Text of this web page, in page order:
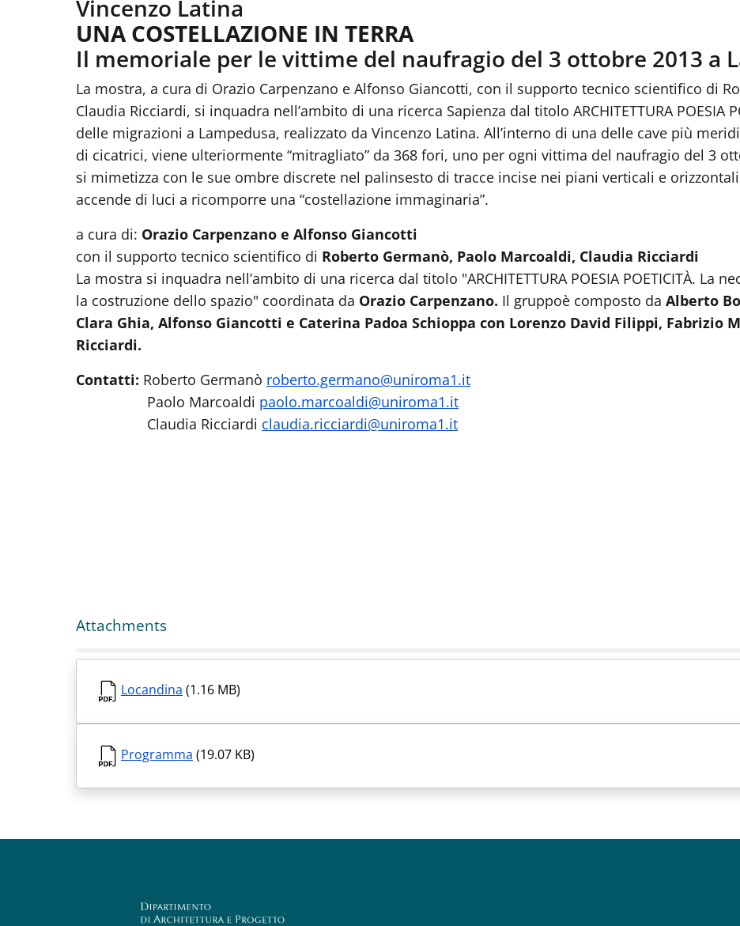
Vincenzo Latina
UNA COSTELLAZIONE IN TERRA
Il memoriale per le vittime del naufragio del 3 ottobre 2013 a
La mostra, a cura di Orazio Carpenzano e Alfonso Giancotti, con il supporto tecnico scientifico di
Claudia Ricciardi, si inquadra nell’ambito di una ricerca Sapienza dal titolo ARCHITETTURA POESIA
delle migrazioni a Lampedusa, realizzato da Vincenzo Latina. All’interno di una delle cave più
di cicatrici, viene ulteriormente “mitragliato” da 368 fori, uno per ogni vittima del naufragio del 3
si mimetizza con le sue ombre discrete nel palinsesto di tracce incise nei piani verticali e
accende di luci a ricomporre una “costellazione immaginaria”.
a cura di: Orazio Carpenzano e Alfonso Giancotti
con il supporto tecnico scientifico di Roberto Germanò, Paolo Marcoaldi, Claudia Ricciardi
La mostra si inquadra nell’ambito di una ricerca dal titolo "ARCHITETTURA POESIA POETICITÀ. La
la costruzione dello spazio" coordinata da Orazio Carpenzano. Il gruppoè composto da Alberto
Clara Ghia, Alfonso Giancotti e Caterina Padoa Schioppa con Lorenzo David Filippi, Fabrizio
Ricciardi.
Contatti: Roberto Germanò roberto.germano@uniroma1.it
Paolo Marcoaldi paolo.marcoaldi@uniroma1.it
Claudia Ricciardi claudia.ricciardi@uniroma1.it
Attachments
Locandina (1.16 MB)
Programma (19.07 KB)